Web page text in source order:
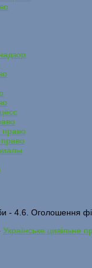
право
право
- 4.6. Оголошення
Українське цивільне